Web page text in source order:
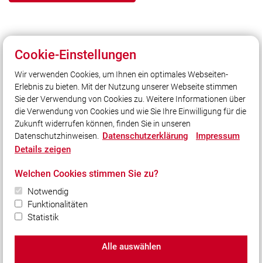
Zurück
04.09.2026
140 Jahre - Freiwillige Feuerwehr Sonderhofen
Quicklinks
Shop
© 2026 Kreisfeuerwehrverband Würzburg e.V.
Cookie-Einstellungen
Wir verwenden Cookies, um Ihnen ein optimales Webseiten-
Erlebnis zu bieten. Mit der Nutzung unserer Webseite stimmen
Sie der Verwendung von Cookies zu. Weitere Informationen über
die Verwendung von Cookies und wie Sie Ihre Einwilligung für die
Zukunft widerrufen können, finden Sie in unseren
Datenschutzhinweisen. Datenschutzerklärung
Impressum
Details zeigen
Welchen Cookies stimmen Sie zu?
Notwendig
Funktionalitäten
Statistik
Alle auswählen